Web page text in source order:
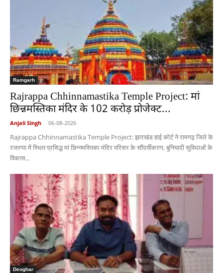
Ramgarh
Rajrappa Chhinnamastika Temple Project: मां
छिन्नमस्तिका मंदिर के 102 करोड़ प्रोजेक्ट...
Anjali Singh - 06-08-2026
Rajrappa Chhinnamastika Temple Project: झारखंड हाई कोर्ट ने रामगढ़ जिले के
रजरप्पा में स्थित प्रसिद्ध मां छिन्नमस्तिका मंदिर परिसर के सौंदर्यीकरण, बुनियादी सुविधाओं के
विकास...
Deoghar